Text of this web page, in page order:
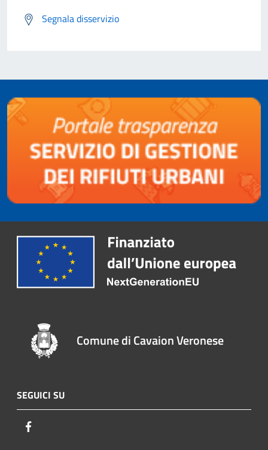
Segnala disservizio
Comune di Cavaion Veronese
SEGUICI SU